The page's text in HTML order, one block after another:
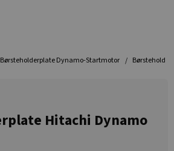
Børsteholderplate Dynamo-Startmotor
Hitachi Dynamo